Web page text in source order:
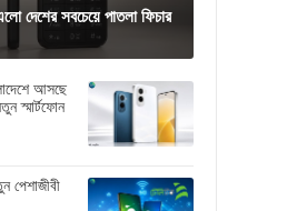
দেশের সবচেয়ে পাতলা ফিচার
আসছে
স্মার্টফোন
পেশাজীবী